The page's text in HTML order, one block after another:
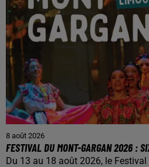
8 août 2026
FESTIVAL DU MONT-GARGAN 2026 :
Du 13 au 18 août 2026, le